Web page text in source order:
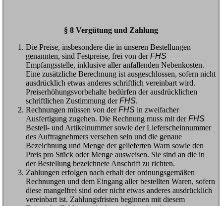
§ 8 Vergütung und Zahlung
Die Preise, insbesondere die in unseren Bestellungen
genannten, sind Festpreise, frei von derFHS
Empfangsstelle, inklusive aller anfallenden Nebenkosten.
Eine zusätzliche Berechnung ist ausgeschlossen, sofern nicht
ausdrücklich etwas anderes schriftlich vereinbart wird.
Preiserhöhungsvorbehalte bedürfen der ausdrücklichen
schriftlichen Zustimmung derFHS.
Rechnungen müssen von derFHS in zweifacher
Ausfertigung zugehen. Die Rechnung muss mit derFHS
Bestell- und Artikelnummer sowie der Lieferscheinnummer
des Auftragnehmers versehen sein und die genaue
Bezeichnung und Menge der gelieferten Warn sowie den
Preis pro Stück oder Menge ausweisen. Sie sind an die in
der Bestellung bezeichnete Anschrift zu richten.
Zahlungen erfolgen nach erhalt der ordnungsgemäßen
Rechnungen und dem Eingang aller bestellten Waren, sofern
diese mangelfrei sind oder nicht etwas anderes ausdrücklich
vereinbart ist. Zahlungsfristen beginnen mit diesem